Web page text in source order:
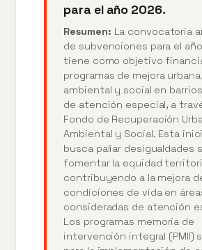
para el año 2026.
Resumen: La convocatoria
de subvenciones para el
tiene como objetivo
programas de mejora urbana,
ambiental y social en
de atención especial, a
Fondo de Recuperación
Ambiental y Social. Esta
busca paliar desigualdades
fomentar la equidad
contribuyendo a la mejora
condiciones de vida en
consideradas de atención
Los programas memoria de
intervención integral (PMII)